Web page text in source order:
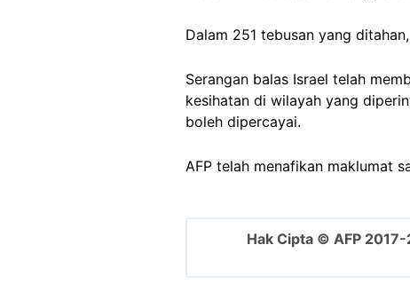
Dalam 251 tebusan yang
Serangan balas Israel telah
kesihatan di wilayah yang
boleh dipercayai.
AFP telah menafikan maklumat
Hak Cipta © AFP